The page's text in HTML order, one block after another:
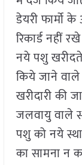
डेयरी फार्मो
रिकार्ड नहीं
नये पशु
किये जाने
खरीदारी की
जलवायु वाले
पशु को नये
का सामना न